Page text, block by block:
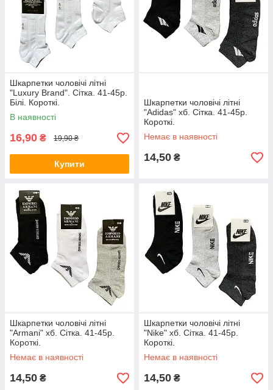
Шкарпетки чоловічі літні
"Luxury Brand". Сітка. 41-45р.
Білі. Короткі.
В наявності
16,90 ₴ 19,90 ₴
Купити
Шкарпетки чоловічі літні
"Adidas" хб. Сітка. 41-45р.
Короткі.
Немає в наявності
14,50 ₴
Шкарпетки чоловічі літні
"Armani" хб. Сітка. 41-45р.
Короткі.
Немає в наявності
14,50 ₴
Шкарпетки чоловічі літні
"Nike" хб. Сітка. 41-45р.
Короткі.
Немає в наявності
14,50 ₴